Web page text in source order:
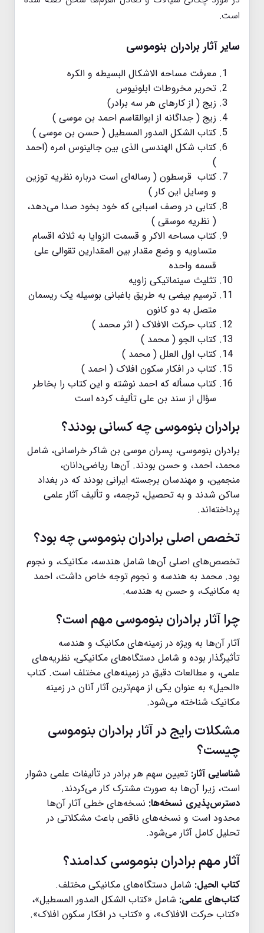
است.
سایر آثار برادران بنوموسی
معرفت مساحه الاشکال البسیطه و الکره
تحریر مخروطات ابلونیوس
زیج ( از کارهای هر سه برادر)
زیج ( جداگانه از ابوالقاسم احمد بن موسی )
کتاب الشکل المدور المسطیل ( حسن بن موسی )
کتاب شکل الهندسی الذی بین جالینوس امره (احمد
)
کتاب قرسطون ( رساله‌ای است درباره نظریه توزین
و وسایل این کار )
کتابی در وصف اسبابی که خود بخود صدا می‌دهد،
( نظریه موسقی )
کتاب مساحه الاکر و قسمت الزوایا به ثلاثه اقسام
متساویه و وضع مقدار بین المقدارین تقوالی علی
قسمه واحده
تثلیث سینماتیکی زاویه
ترسیم بیضی به طریق باغبانی بوسیله یک ریسمان
متصل به دو کانون
کتاب حرکت الافلاک ( اثر محمد )
کتاب الجو ( محمد )
کتاب اول العلل ( محمد )
کتاب در افکار سکون افلاک ( احمد )
کتاب مسأله که احمد نوشته و این کتاب را بخاطر
سؤال از سند بن علی تألیف کرده است
برادران بنوموسی چه کسانی بودند؟
برادران بنوموسی، پسران موسی بن شاکر خراسانی، شامل
محمد، احمد، و حسن بودند. آن‌ها ریاضی‌دانان،
منجمین، و مهندسان برجسته ایرانی بودند که در بغداد
ساکن شدند و به تحصیل، ترجمه، و تألیف آثار علمی
پرداخته‌اند.
تخصص اصلی برادران بنوموسی چه بود؟
تخصص‌های اصلی آن‌ها شامل هندسه، مکانیک، و نجوم
بود. محمد به هندسه و نجوم توجه خاص داشت، احمد
به مکانیک، و حسن به هندسه.
چرا آثار برادران بنوموسی مهم است؟
آثار آن‌ها به ویژه در زمینه‌های مکانیک و هندسه
تأثیرگذار بوده و شامل دستگاه‌های مکانیکی، نظریه‌های
علمی، و مطالعات دقیق در زمینه‌های مختلف است. کتاب
«الحیل» به عنوان یکی از مهم‌ترین آثار آنان در زمینه
مکانیک شناخته می‌شود.
مشکلات رایج در آثار برادران بنوموسی
چیست؟
شناسایی آثار: تعیین سهم هر برادر در تألیفات علمی دشوار
است، زیرا آن‌ها به صورت مشترک کار می‌کردند.
دسترس‌پذیری نسخه‌ها: نسخه‌های خطی آثار آن‌ها
محدود است و نسخه‌های ناقص باعث مشکلاتی در
تحلیل کامل آثار می‌شود.
آثار مهم برادران بنوموسی کدامند؟
کتاب الحیل: شامل دستگاه‌های مکانیکی مختلف.
کتاب‌های علمی: شامل «کتاب الشکل المدور المسطیل»،
«کتاب حرکت الافلاک»، و «کتاب در افکار سکون افلاک».